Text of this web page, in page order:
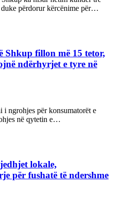
duke përdorur kërcënime për…
Shkup fillon më 15 tetor,
ndërhyrjet e tyre në
ngrohjes për konsumatorët e
në qytetin e…
lokale,
për fushatë të ndershme